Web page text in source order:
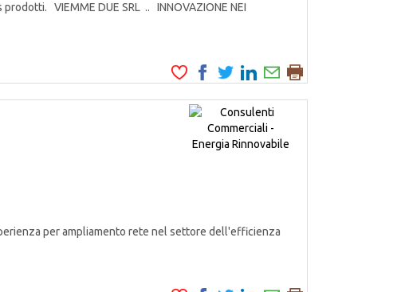
VIEMME DUE SRL .. INNOVAZIONE NEI
per ampliamento rete nel settore dell'efficienza